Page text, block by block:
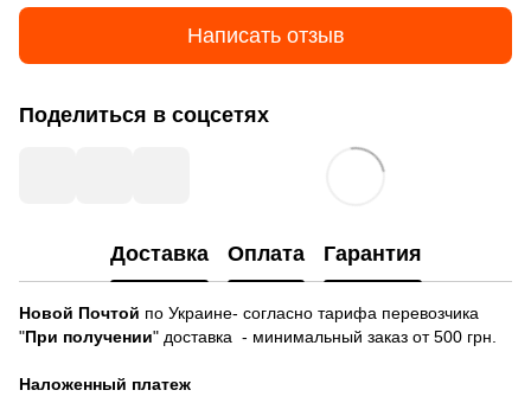
Написать отзыв
Поделиться в соцсетях
Доставка Оплата Гарантия
Новой Почтой по Украине- согласно тарифа перевозчика
"При получении" доставка - минимальный заказ от 500 грн.
Наложенный платеж